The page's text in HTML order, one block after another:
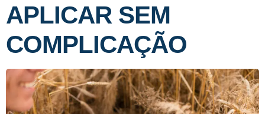
APLICAR SEM
COMPLICAÇÃO